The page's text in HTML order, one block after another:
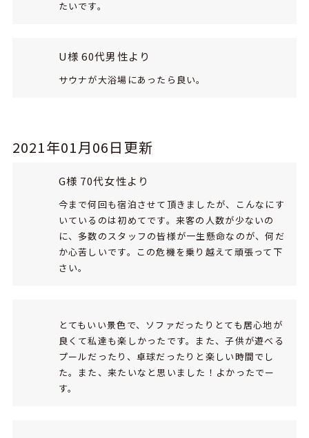
たいです。
U様 60代男性より
サウナが大浴場にあったら良い。
2021年01月06日更新
G様 70代女性より
今まで何回も宿泊させて頂きましたが、こんなにす
いているのは初めてです。来客の人数が少ないの
に、多数のスタッフの皆様が一生懸命なのが、何だ
か心苦しいです。この危機を乗り越えて頑張って下
さい。
とてもいい景色で、ソファだったりとても居心地が
良くて私達も楽しかったです。また、子供が遊べる
プールだったり、卓球だったりと楽しい時間でし
た。また、来たいなと思いました！よかったでー
す。